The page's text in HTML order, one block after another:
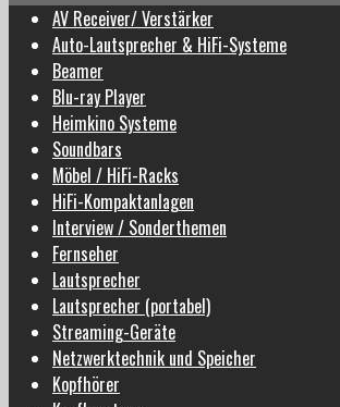
AV Receiver/ Verstärker
Auto-Lautsprecher & HiFi-Systeme
Beamer
Blu-ray Player
Heimkino Systeme
Soundbars
Möbel / HiFi-Racks
HiFi-Kompaktanlagen
Interview / Sonderthemen
Fernseher
Lautsprecher
Lautsprecher (portabel)
Streaming-Geräte
Netzwerktechnik und Speicher
Kopfhörer